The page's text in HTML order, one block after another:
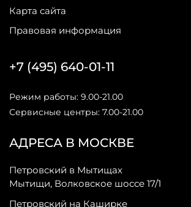
Карта сайта
Правовая информация
АДРЕСА В МОСКВЕ
Петровский в Мытищах
Мытищи, Волковское шоссе 17/1
Петровский на Каширке
+7 (495) 640-01-11
Режим работы: 9.00-21.00
Сервисные центры: 7.00-21.00